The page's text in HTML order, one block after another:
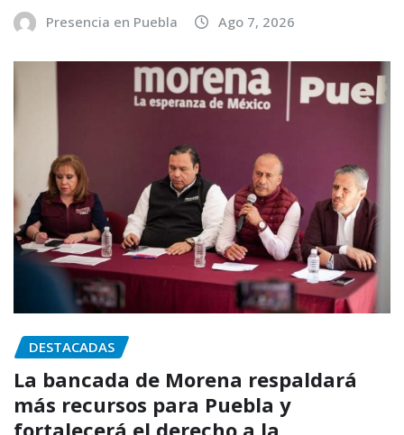
Presencia en Puebla Ago 7, 2026
DESTACADAS
La bancada de Morena respaldará
más recursos para Puebla y